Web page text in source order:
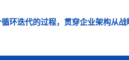
环迭代的过程，贯穿企业架构从